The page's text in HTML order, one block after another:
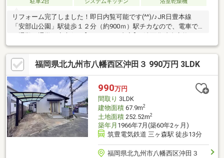
リフォーム完了しました！即日内覧可能です(^^)/♪JR日豊本線
「安部山公園」駅徒歩１２分（約900ｍ）駅チカなので、電車で
イレ交換■天井・壁クロス張替え■フローリング・CF張替え■シリ
ンダー交換■防蟻工事■クリーニング■スイッチ・コンセント交換■
シール打ち換え■屋根・外壁塗装■破風・軒天・雨樋塗装■基礎塗
装■雨戸張替え■ＴＶドアホン交換■火災報知器設置■残置物撤去即
日内覧承ります！！物件の詳細は「小倉店」までお気軽にお問い
合わせください！！
福岡県北九州市八幡西区沖田３ 990万円 3LDK
990万円
間取り 3LDK
建物面積67.9m2
土地面積252.52m2
築年月 1966年7月(築60年2ヶ月)
筑豊電気鉄道 三ヶ森駅 徒歩13分
福岡県北九州市八幡西区沖田３